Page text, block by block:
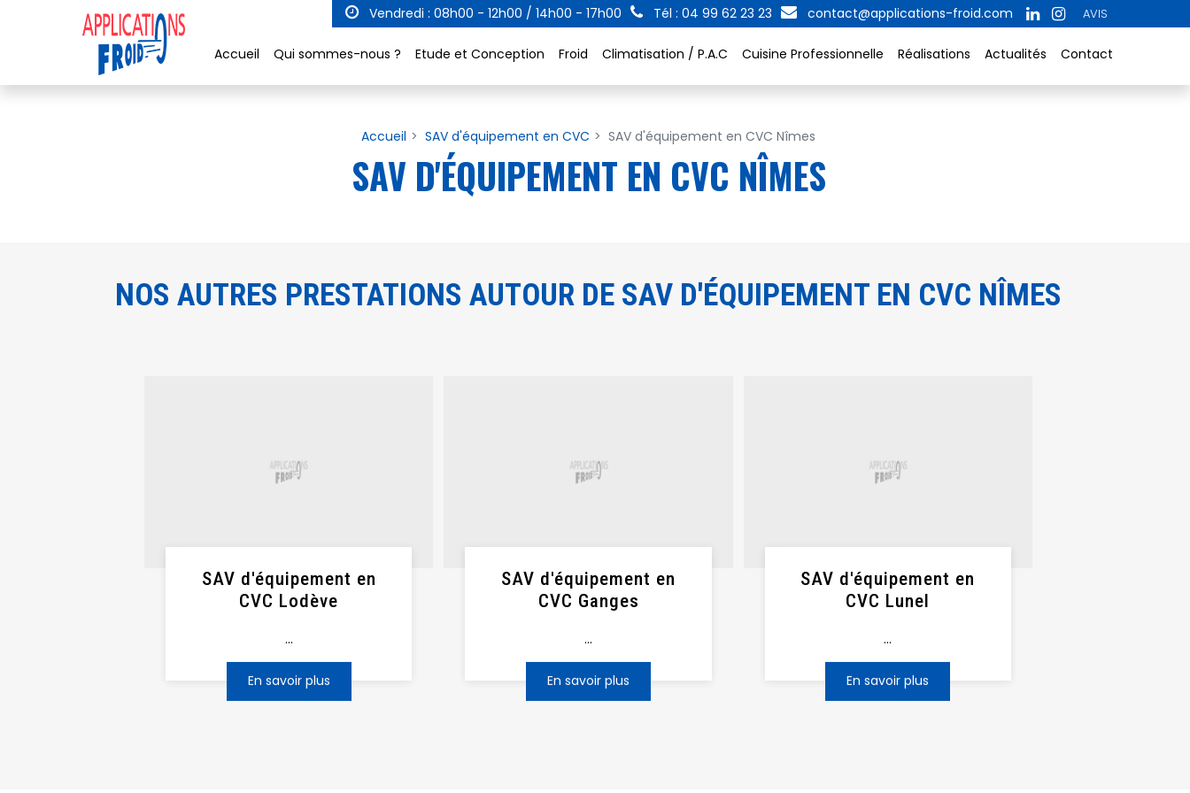
Vendredi : 08h00 - 12h00 / 14h00 - 17h00 Tél : 04 99 62 23 23 contact@applications-froid.com AVIS
Accueil Qui sommes-nous ? Etude et Conception Froid Climatisation / P.A.C Cuisine Professionnelle Réalisations Actualités Contact
Accueil SAV d'équipement en CVC SAV d'équipement en CVC Nîmes
SAV D'ÉQUIPEMENT EN CVC NÎMES
NOS AUTRES PRESTATIONS AUTOUR DE SAV D'ÉQUIPEMENT EN CVC NÎMES
SAV d'équipement en
CVC Lodève
...
En savoir plus
SAV d'équipement en
CVC Ganges
...
En savoir plus
SAV d'équipement en
CVC Lunel
...
En savoir plus
Panneau de gestion des cookies